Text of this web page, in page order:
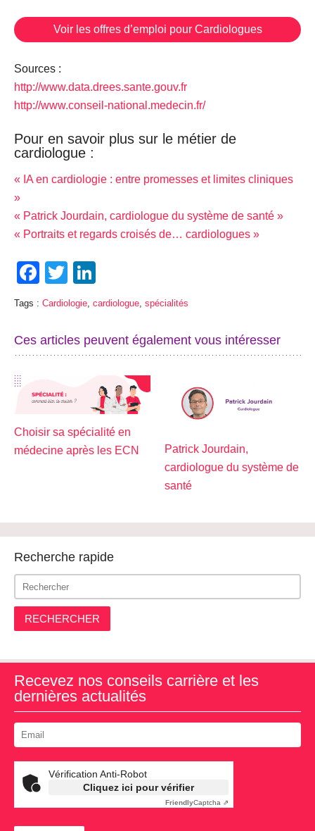
Voir les offres d’emploi pour Cardiologues
Sources :
http://www.data.drees.sante.gouv.fr
http://www.conseil-national.medecin.fr/
Pour en savoir plus sur le métier de
cardiologue :
« IA en cardiologie : entre promesses et limites cliniques
»
« Patrick Jourdain, cardiologue du système de santé »
« Portraits et regards croisés de… cardiologues »
Facebook
Twitter
Tags : Cardiologie cardiologue spécialités
Ces articles peuvent également vous intéresser
Choisir sa spécialité en
médecine après les ECN
Patrick Jourdain,
cardiologue du système de
santé
Recherche rapide
RECHERCHER
Recevez nos conseils carrière et les
dernières actualités
Vérification Anti-Robot
Cliquez ici pour vérifier
FriendlyCaptcha ⇗